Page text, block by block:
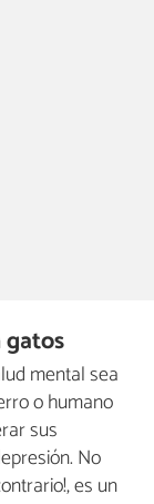
mental sea
o humano
sus
No
es un